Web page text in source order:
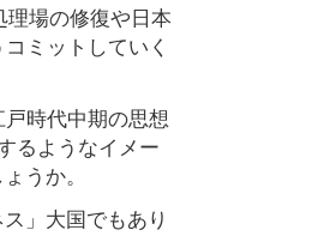
場の修復や日本
ミットしていく
時代中期の思想
るようなイメー
うか。
」大国でもあり